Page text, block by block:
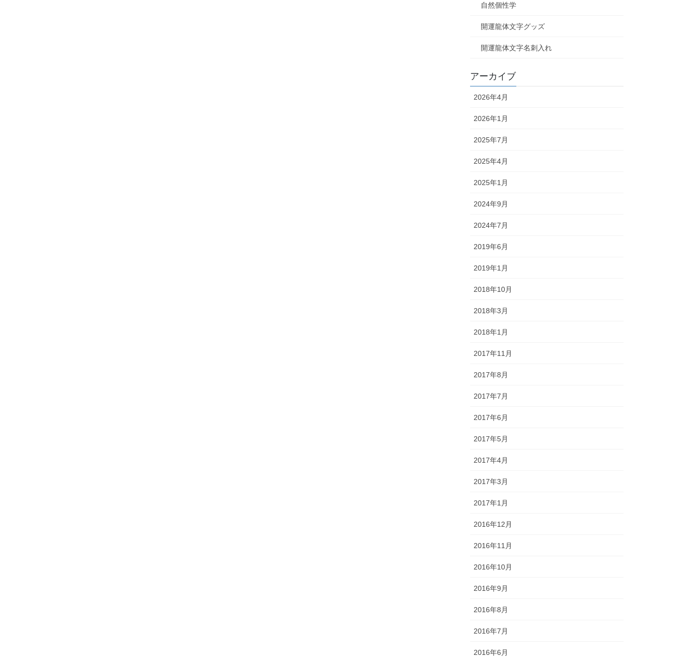
自然個性学
開運龍体文字グッズ
開運龍体文字名刺入れ
アーカイブ
2026年4月
2026年1月
2025年7月
2025年4月
2025年1月
2024年9月
2024年7月
2019年6月
2019年1月
2018年10月
2018年3月
2018年1月
2017年11月
2017年8月
2017年7月
2017年6月
2017年5月
2017年4月
2017年3月
2017年1月
2016年12月
2016年11月
2016年10月
2016年9月
2016年8月
2016年7月
2016年6月